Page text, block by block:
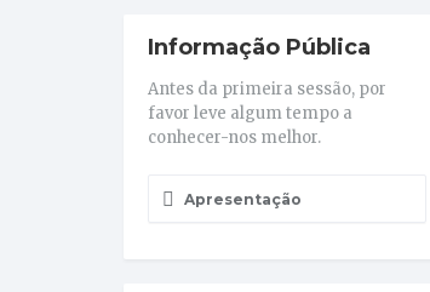
Informação Pública
Antes da primeira sessão, por
favor leve algum tempo a
conhecer-nos melhor.
Apresentação